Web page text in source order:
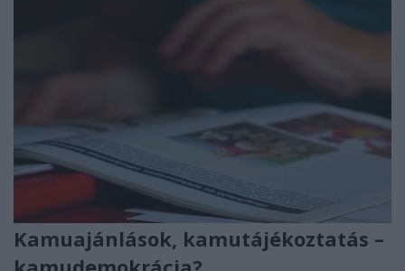
Kamuajánlások, kamutájékoztatás –